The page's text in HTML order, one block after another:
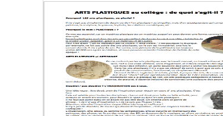
couverture
(conseillée)